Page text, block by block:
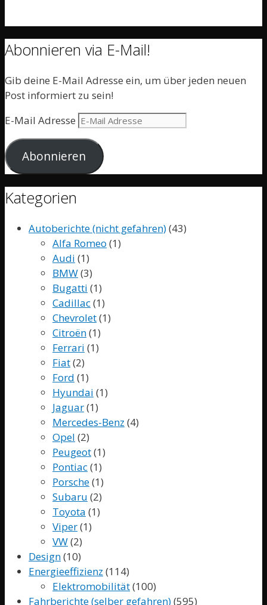
Abonnieren via E-Mail!
Gib deine E-Mail Adresse ein, um über jeden neuen
Post informiert zu sein!
E-Mail Adresse
Abonnieren
Kategorien
Autoberichte (nicht gefahren)(43)
Alfa Romeo (1)
Audi (1)
BMW(3)
Bugatti (1)
Cadillac(1)
Chevrolet(1)
Citroën(1)
Ferrari (1)
Fiat(2)
Ford (1)
Hyundai (1)
Jaguar(1)
Mercedes-Benz (4)
Opel (2)
Peugeot(1)
Pontiac(1)
Porsche(1)
Subaru (2)
Toyota (1)
Viper(1)
VW(2)
Design(10)
Energieeffizienz (114)
Elektromobilität(100)
Fahrberichte (selber gefahren)(595)